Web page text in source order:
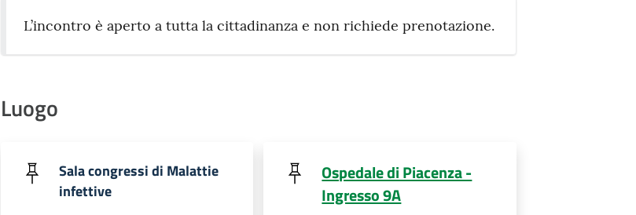
L’incontro è aperto a tutta la cittadinanza e non richiede prenotazione.
Luogo
Sala congressi di Malattie
infettive
Ospedale di Piacenza -
Ingresso 9A